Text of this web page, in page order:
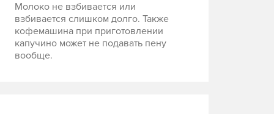
Молоко не взбивается или
взбивается слишком долго. Также
кофемашина при приготовлении
капучино может не подавать пену
вообще.